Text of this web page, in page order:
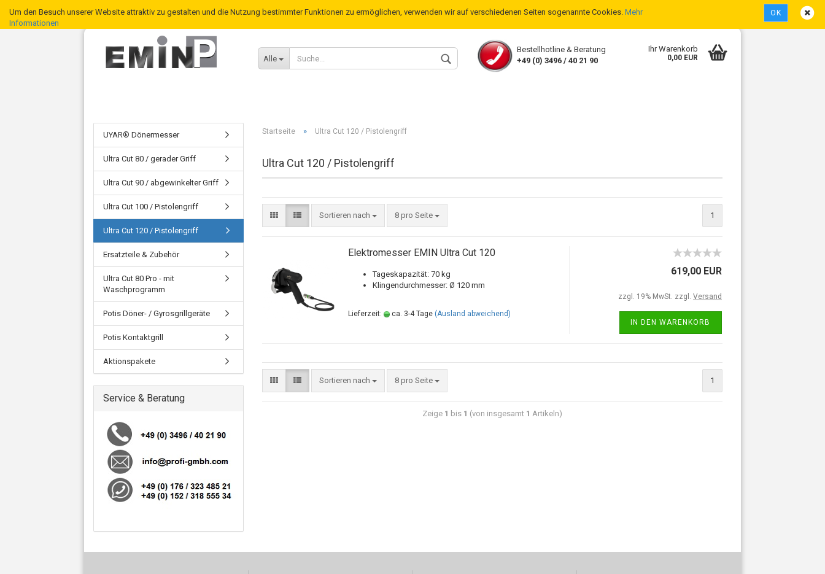
Deutschland
Lieferland
Alle
Bestellhotline & Beratung
+49 (0) 3496 / 40 21 90
Ihr Warenkorb
0,00 EUR
Um den Besuch unserer Website attraktiv zu gestalten und die Nutzung bestimmter Funktionen zu ermöglichen, verwenden wir auf verschiedenen Seiten sogenannte Cookies. Mehr
Informationen
OK
Startseite » Ultra Cut 120 / Pistolengriff
Ultra Cut 120 / Pistolengriff
Sortieren nach 8 pro Seite 1
Elektromesser EMIN Ultra Cut 120
Tageskapazität: 70 kg
Klingendurchmesser: Ø 120 mm
Lieferzeit: ca. 3-4 Tage (Ausland abweichend)
619,00 EUR
zzgl. 19% MwSt. zzgl. Versand
IN DEN WARENKORB
Sortieren nach 8 pro Seite 1
Zeige 1 bis 1 (von insgesamt 1 Artikeln)
UYAR® Dönermesser
Ultra Cut 80 / gerader Griff
Ultra Cut 90 / abgewinkelter Griff
Ultra Cut 100 / Pistolengriff
Ultra Cut 120 / Pistolengriff
Ersatzteile & Zubehör
Ultra Cut 80 Pro - mit
Waschprogramm
Potis Döner- / Gyrosgrillgeräte
Potis Kontaktgrill
Aktionspakete
Service & Beratung